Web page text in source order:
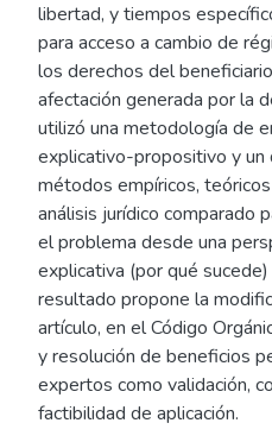
libertad, y tiempos
para acceso a cambio de
los derechos del
afectación generada por la
utilizó una metodología de
explicativo-propositivo y un
métodos empíricos,
análisis jurídico comparado
el problema desde una
explicativa (por qué
resultado propone la
artículo, en el Código
y resolución de beneficios
expertos como validación,
factibilidad de aplicación.